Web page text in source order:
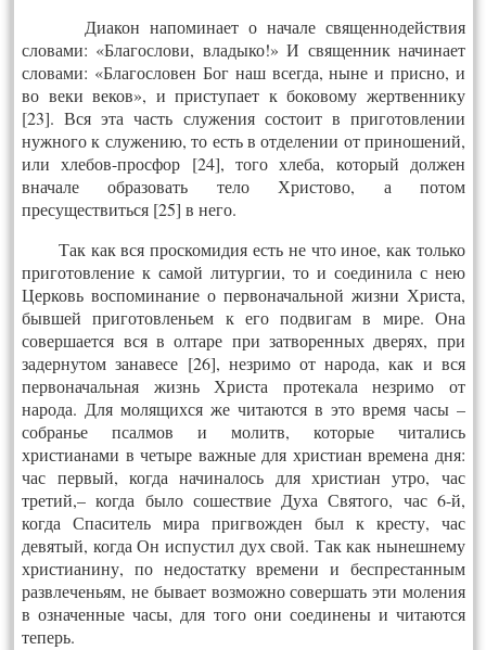
Диакон напоминает о начале священнодействия
словами: «Благослови, владыко!» И священник начинает
словами: «Благословен Бог наш всегда, ныне и присно, и
во веки веков», и приступает к боковому жертвеннику
[23]. Вся эта часть служения состоит в приготовлении
нужного к служению, то есть в отделении от приношений,
или хлебов-просфор [24], того хлеба, который должен
вначале образовать тело Христово, а потом
пресуществиться [25] в него.
Так как вся проскомидия есть не что иное, как только
приготовление к самой литургии, то и соединила с нею
Церковь воспоминание о первоначальной жизни Христа,
бывшей приготовленьем к его подвигам в мире. Она
совершается вся в олтаре при затворенных дверях, при
задернутом занавесе [26], незримо от народа, как и вся
первоначальная жизнь Христа протекала незримо от
народа. Для молящихся же читаются в это время часы –
собранье псалмов и молитв, которые читались
христианами в четыре важные для христиан времена дня:
час первый, когда начиналось для христиан утро, час
третий,– когда было сошествие Духа Святого, час 6-й,
когда Спаситель мира пригвожден был к кресту, час
девятый, когда Он испустил дух свой. Так как нынешнему
христианину, по недостатку времени и беспрестанным
развлеченьям, не бывает возможно совершать эти моления
в означенные часы, для того они соединены и читаются
теперь.